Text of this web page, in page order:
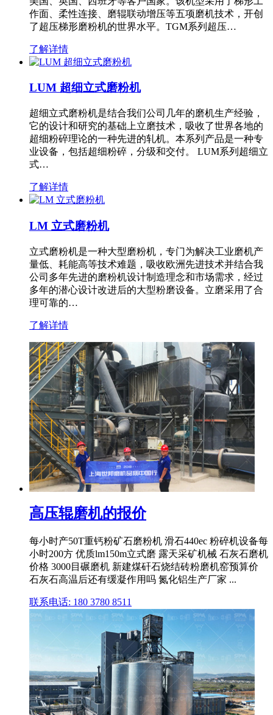
作面、柔性连接、磨辊联动增压等五项磨机技术，开创
了超压梯形磨粉机的世界水平。TGM系列超压…
了解详情
LUM 超细立式磨粉机
超细立式磨粉机是结合我们公司几年的磨机生产经验，
它的设计和研究的基础上立磨技术，吸收了世界各地的
超细粉碎理论的一种先进的轧机。本系列产品是一种专
业设备，包括超细粉碎，分级和交付。 LUM系列超细立
式…
了解详情
LM 立式磨粉机
立式磨粉机是一种大型磨粉机，专门为解决工业磨机产
量低、耗能高等技术难题，吸收欧洲先进技术并结合我
公司多年先进的磨粉机设计制造理念和市场需求，经过
多年的潜心设计改进后的大型粉磨设备。立磨采用了合
理可靠的…
了解详情
高压辊磨机的报价
每小时产50T重钙粉矿石磨粉机 滑石440ec 粉碎机设备每
小时200方 优质lm150m立式磨 露天采矿机械 石灰石磨机
价格 3000目碾磨机 新建煤矸石烧结砖粉磨机窑预算价
石灰石高温后还有缓凝作用吗 氮化铝生产厂家 ...
联系电话: 180 3780 8511